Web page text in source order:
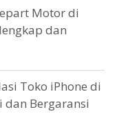
Motor di
dan
Toko iPhone di
dan Bergaransi